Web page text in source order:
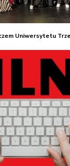
Uniwersytetu